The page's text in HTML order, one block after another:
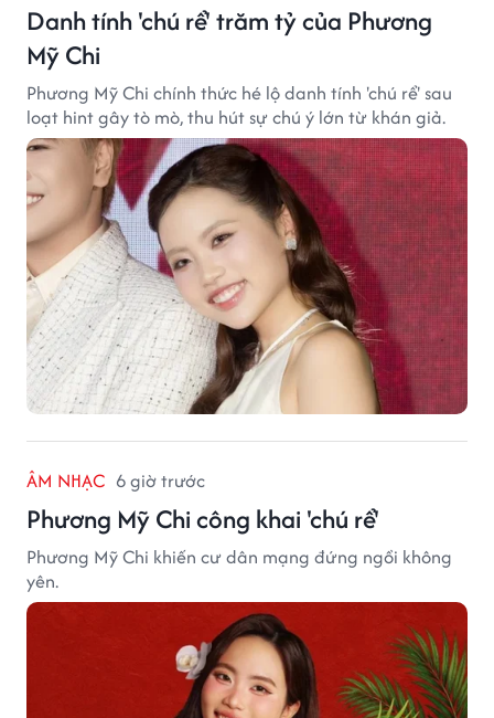
Danh tính 'chú rể' trăm tỷ của Phương
Mỹ Chi
Phương Mỹ Chi chính thức hé lộ danh tính 'chú rể' sau
loạt hint gây tò mò, thu hút sự chú ý lớn từ khán giả.
ÂM NHẠC 6 giờ trước
Phương Mỹ Chi công khai 'chú rể'
Phương Mỹ Chi khiến cư dân mạng đứng ngồi không
yên.